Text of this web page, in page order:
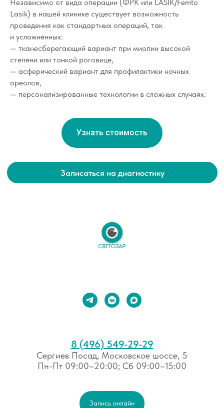
Независимо от вида операции (ФРК или LASIK/Femto
Lasik) в нашей клинике существует возможность
проведения как стандартных операций, так
и усложненных:
— тканесберегающий вариант при миопии высокой
степени или тонкой роговице,
— асферический вариант для профилактики ночных
ореолов,
— персонализированные технологии в сложных случаях.
Узнать стоимость
8 (496) 549-29-29⁣⁣
Сергиев Посад, Московское шоссе, 5
Пн-Пт 09:00–20:00; Сб 09:00–15:00
Запись онлайн